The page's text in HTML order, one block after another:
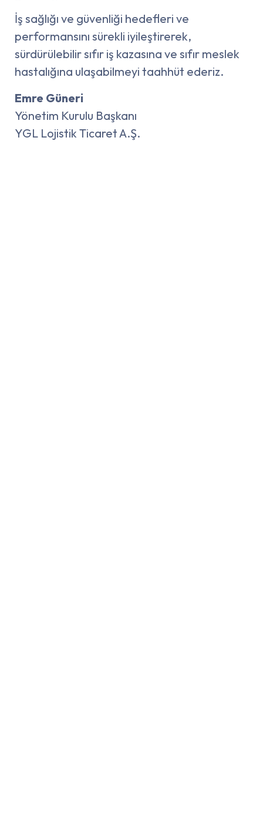
İş sağlığı ve güvenliği hedefleri ve
performansını sürekli iyileştirerek,
sürdürülebilir sıfır iş kazasına ve sıfır meslek
hastalığına ulaşabilmeyi taahhüt ederiz.
Emre Güneri
Yönetim Kurulu Başkanı
YGL Lojistik Ticaret A.Ş.